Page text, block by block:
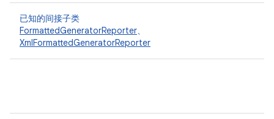
已知的间接子类
FormattedGeneratorReporter、
XmlFormattedGeneratorReporter